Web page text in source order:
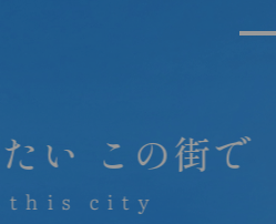
い この街で
this city